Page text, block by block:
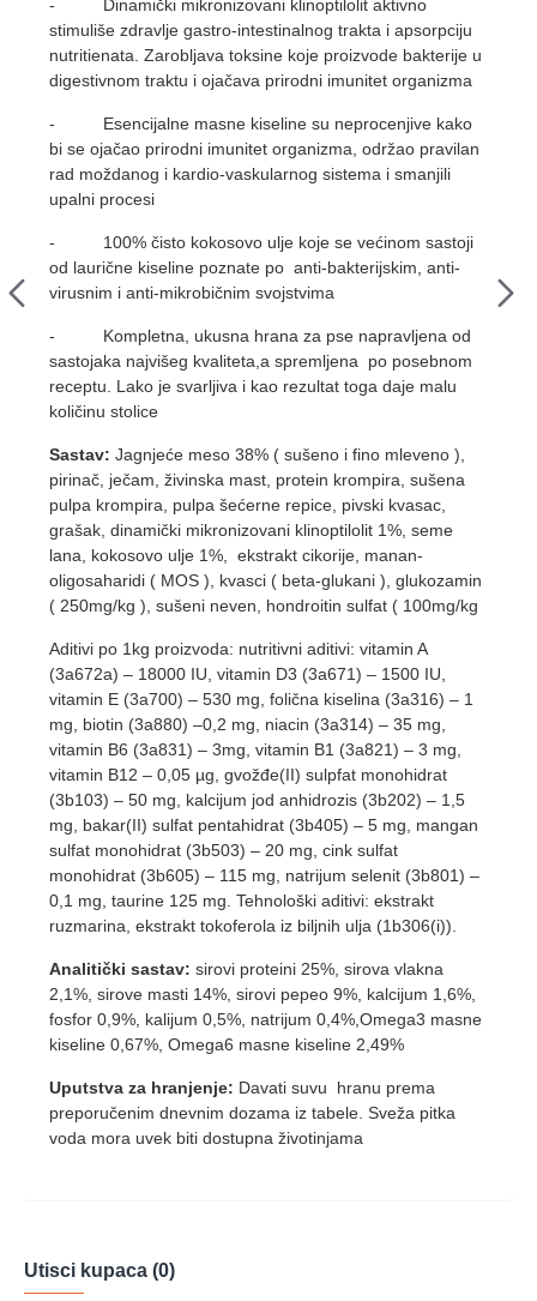
- Dinamički mikronizovani klinoptilolit aktivno
stimuliše zdravlje gastro-intestinalnog trakta i apsorpciju
nutritienata. Zarobljava toksine koje proizvode bakterije u
digestivnom traktu i ojačava prirodni imunitet organizma
- Esencijalne masne kiseline su neprocenjive kako
bi se ojačao prirodni imunitet organizma, održao pravilan
rad moždanog i kardio-vaskularnog sistema i smanjili
upalni procesi
- 100% čisto kokosovo ulje koje se većinom sastoji
od laurične kiseline poznate po anti-bakterijskim, anti-
virusnim i anti-mikrobičnim svojstvima
- Kompletna, ukusna hrana za pse napravljena od
sastojaka najvišeg kvaliteta,a spremljena po posebnom
receptu. Lako je svarljiva i kao rezultat toga daje malu
količinu stolice
Sastav: Jagnjeće meso 38% ( sušeno i fino mleveno ),
pirinač, ječam, živinska mast, protein krompira, sušena
pulpa krompira, pulpa šećerne repice, pivski kvasac,
grašak, dinamički mikronizovani klinoptilolit 1%, seme
lana, kokosovo ulje 1%, ekstrakt cikorije, manan-
oligosaharidi ( MOS ), kvasci ( beta-glukani ), glukozamin
( 250mg/kg ), sušeni neven, hondroitin sulfat ( 100mg/kg
Aditivi po 1kg proizvoda: nutritivni aditivi: vitamin A
(3a672a) – 18000 IU, vitamin D3 (3a671) – 1500 IU,
vitamin E (3a700) – 530 mg, folična kiselina (3a316) – 1
mg, biotin (3a880) –0,2 mg, niacin (3a314) – 35 mg,
vitamin B6 (3a831) – 3mg, vitamin B1 (3a821) – 3 mg,
vitamin B12 – 0,05 µg, gvožđe(II) sulpfat monohidrat
(3b103) – 50 mg, kalcijum jod anhidrozis (3b202) – 1,5
mg, bakar(II) sulfat pentahidrat (3b405) – 5 mg, mangan
sulfat monohidrat (3b503) – 20 mg, cink sulfat
monohidrat (3b605) – 115 mg, natrijum selenit (3b801) –
0,1 mg, taurine 125 mg. Tehnološki aditivi: ekstrakt
ruzmarina, ekstrakt tokoferola iz biljnih ulja (1b306(i)).
Analitički sastav: sirovi proteini 25%, sirova vlakna
2,1%, sirove masti 14%, sirovi pepeo 9%, kalcijum 1,6%,
fosfor 0,9%, kalijum 0,5%, natrijum 0,4%,Omega3 masne
kiseline 0,67%, Omega6 masne kiseline 2,49%
Uputstva za hranjenje: Davati suvu hranu prema
preporučenim dnevnim dozama iz tabele. Sveža pitka
voda mora uvek biti dostupna životinjama
Utisci kupaca (0)